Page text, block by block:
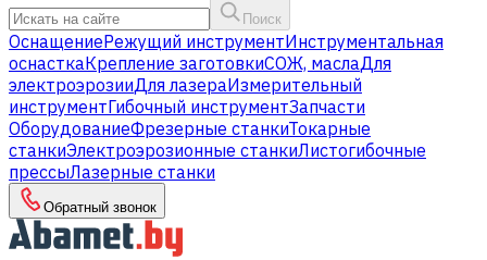
Поиск
ОснащениеРежущий инструментИнструментальная
оснасткаКрепление заготовкиСОЖ, маслаДля
электроэрозииДля лазераИзмерительный
инструментГибочный инструментЗапчасти
ОборудованиеФрезерные станкиТокарные
станкиЭлектроэрозионные станкиЛистогибочные
прессыЛазерные станки
Обратный звонок